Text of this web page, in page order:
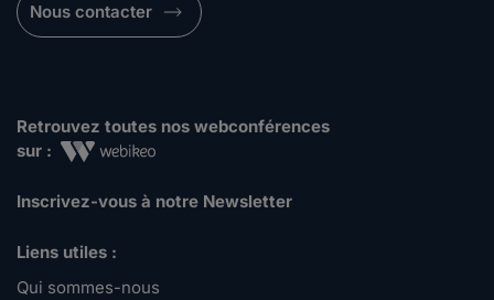
Nous contacter
Retrouvez toutes nos webconférences
sur :
Inscrivez-vous à notre Newsletter
Liens utiles :
Qui sommes-nous